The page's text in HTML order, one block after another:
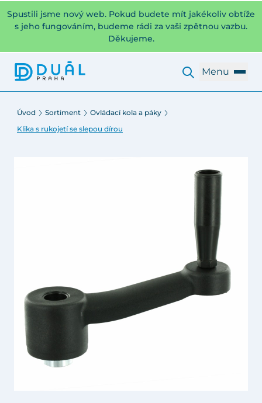
Spustili jsme nový web. Pokud budete mít jakékoliv obtíže
s jeho fungováním, budeme rádi za vaši zpětnou vazbu.
Děkujeme.
Menu
Úvod Sortiment
Ovládací kola a páky
Klika s rukojetí se slepou dírou